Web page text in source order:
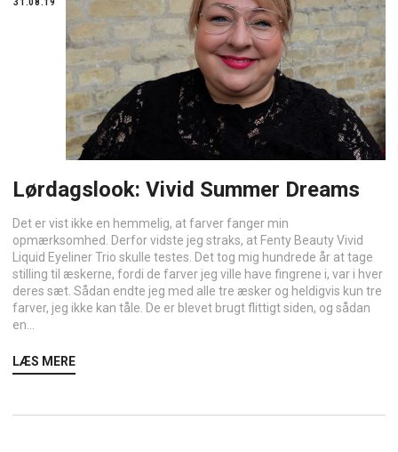
31.08.19
Lørdagslook: Vivid Summer Dreams
Det er vist ikke en hemmelig, at farver fanger min
opmærksomhed. Derfor vidste jeg straks, at Fenty Beauty Vivid
Liquid Eyeliner Trio skulle testes. Det tog mig hundrede år at tage
stilling til æskerne, fordi de farver jeg ville have fingrene i, var i hver
deres sæt. Sådan endte jeg med alle tre æsker og heldigvis kun tre
farver, jeg ikke kan tåle. De er blevet brugt flittigt siden, og sådan
en...
LÆS MERE